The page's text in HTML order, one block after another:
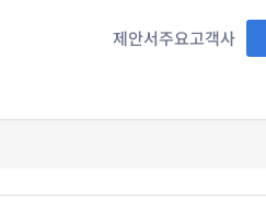
제안서주요고객사